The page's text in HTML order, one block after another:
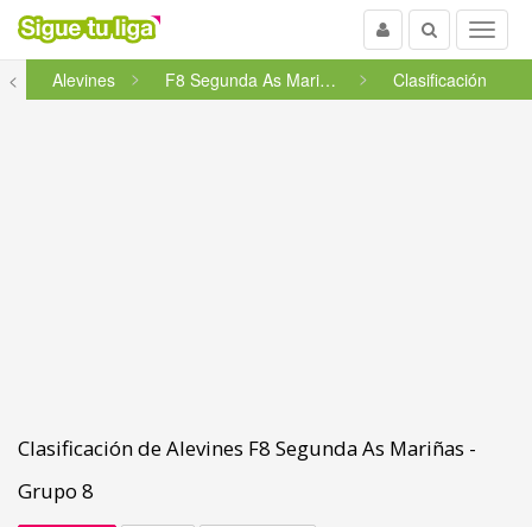
Menu
Buscar
Usuario
<
Alevines F8 Segunda As Mariñas - Grupo... Clasificación
Clasificación de Alevines F8 Segunda As Mariñas -
Grupo 8